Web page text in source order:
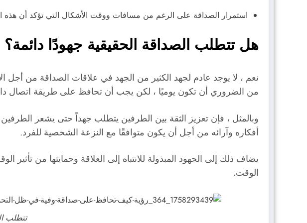
استمرار الصداقة على الرغم من مسافات ووقت الأشكال التي تؤكد أن هذه
هل تتطلب الصداقة الحقيقية جهودًا دائمة؟
نعم ، لا يوجد عادم لجهد الكثير من الجهد في علاقات الصداقة من أجل
من الضروري أن تكون يوميًا ، لكن يجب أن تحافظ على طريقة اتصال
وبالمثل ، فإن تعزيز الثقة بين الطرفين يتطلب جهداً حتى يشعر
أفكاره وآرائه من أجل أن يكون متوافقًا مع النزعة الشخصية للفرد.
يضاف ذلك إلى الجهود المبذولة للانتباه إلى العلاقة وحمايتها من
الوقت.
تتطلب